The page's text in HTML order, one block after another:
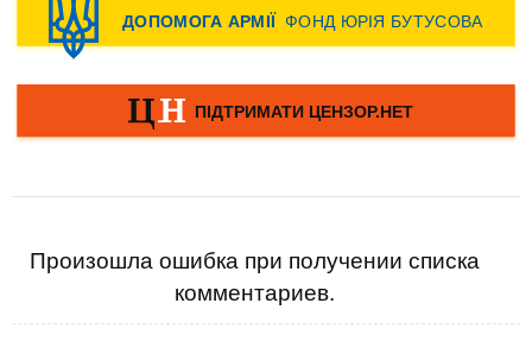
Произошла ошибка при получении списка
комментариев.